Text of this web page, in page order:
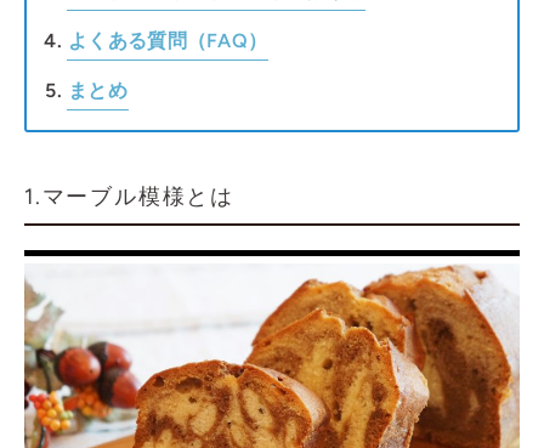
よくある質問（FAQ）
まとめ
1.マーブル模様とは